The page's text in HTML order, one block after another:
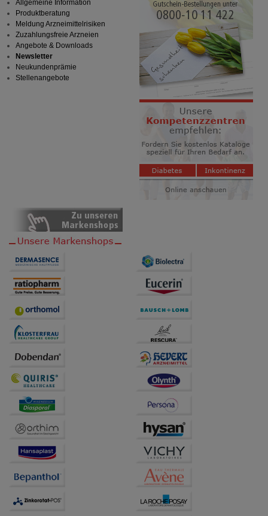
Allgemeine Information
Produktberatung
Meldung Arzneimittelrisiken
Zuzahlungsfreie Arzneien
Angebote & Downloads
Newsletter
Neukundenprämie
Stellenangebote